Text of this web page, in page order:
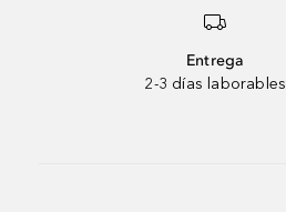
Entrega
2-3 días laborables